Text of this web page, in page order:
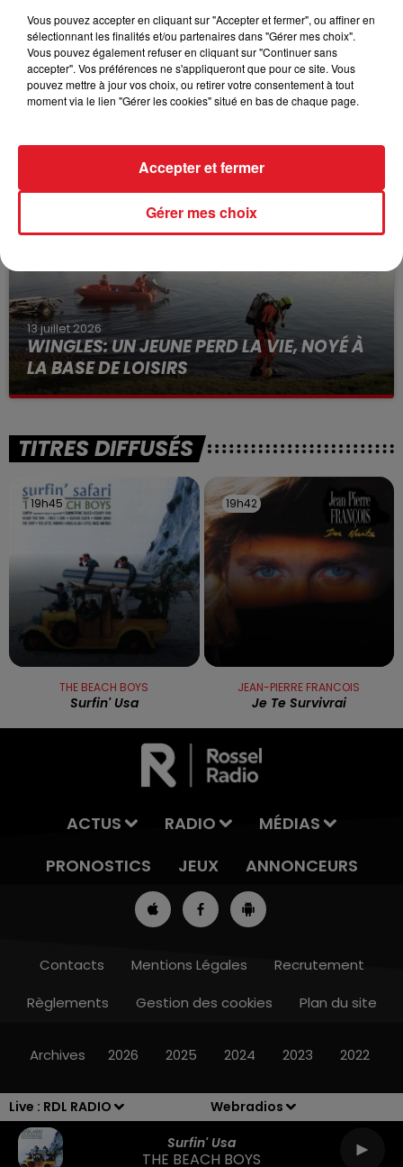
Live : RDL RADIO
Webradios
Surfin' Usa
THE BEACH BOYS
8h00 - 10h00
15 juillet 2026
VOLONTAIRE EN COURS, APRÈS LA...
Selon les premiers éléments, le logement servait
13 juillet 2026
WINGLES: UN JEUNE PERD LA VIE, NOYÉ À
LA BASE DE LOISIRS
La victime a coulé à pic
TITRES DIFFUSÉS
19h45
19h45
THE BEACH BOYS
Surfin' Usa
19h42
19h42
JEAN-PIERRE FRANCOIS
Je Te Survivrai
ACTUS RADIO
MÉDIAS
PRONOSTICS
JEUX ANNONCEURS
Contacts Mentions Légales
Recrutement
Règlements
Gestion des cookies Plan du site
Archives 2026 2025 2024 2023 2022
Vous pouvez accepter en cliquant sur "Accepter et fermer", ou affiner en
sélectionnant les finalités et/ou partenaires dans "Gérer mes choix".
Vous pouvez également refuser en cliquant sur "Continuer sans
accepter". Vos préférences ne s'appliqueront que pour ce site. Vous
pouvez mettre à jour vos choix, ou retirer votre consentement à tout
moment via le lien "Gérer les cookies" situé en bas de chaque page.
Gérer mes choix
Accepter et fermer